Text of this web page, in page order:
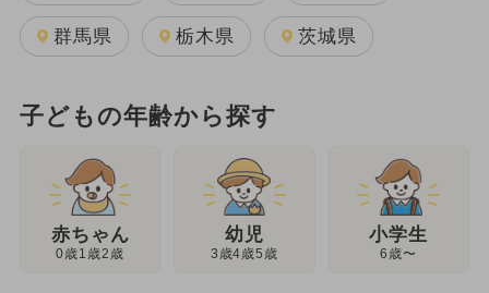
群馬県 栃木県 茨城県
子どもの年齢から探す
赤ちゃん
0歳1歳2歳
幼児
3歳4歳5歳
小学生
6歳〜